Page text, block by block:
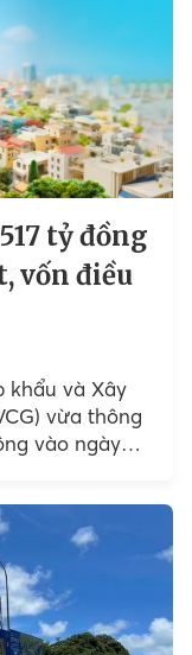
tỷ đồng
vốn điều
khẩu và Xây
vừa thông
vào ngày